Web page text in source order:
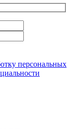
персональных